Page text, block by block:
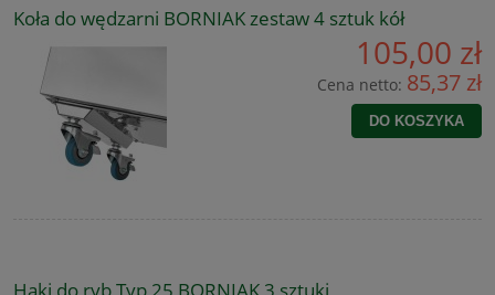
Koła do wędzarni BORNIAK zestaw 4 sztuk kół
105,00 zł
Cena netto: 85,37 zł
DO KOSZYKA